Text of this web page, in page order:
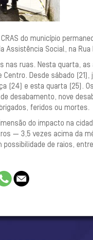
do município
Social, na Rua
nas ruas. Nesta quarta,
Desde sábado
(24) e esta quarta (25).
desabamento, nove
feridos ou mortes.
do impacto na
— 3,5 vezes acima da
de raios,